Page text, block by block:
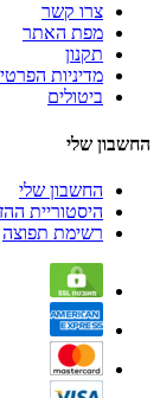
צרו קשר
מפת האתר
תקנון
מדיניות
ביטולים
החשבון שלי
החשבון שלי
היסטוריית
רשימת תפוצה